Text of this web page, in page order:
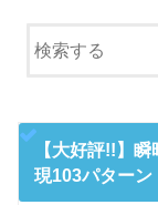
【大好評!!】
現103パターン